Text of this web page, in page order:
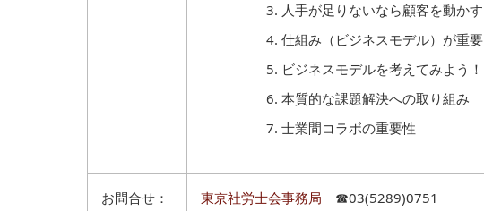
人手が足りないなら顧客を動かす
仕組み（ビジネスモデル）が重要
ビジネスモデルを考えてみよう！
本質的な課題解決への取り組み
士業間コラボの重要性
お問合せ： 東京社労士会事務局 ☎03(5289)0751